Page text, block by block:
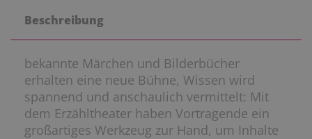
Beschreibung
bekannte Märchen und Bilderbücher
erhalten eine neue Bühne, Wissen wird
spannend und anschaulich vermittelt: Mit
dem Erzähltheater haben Vortragende ein
großartiges Werkzeug zur Hand, um Inhalte